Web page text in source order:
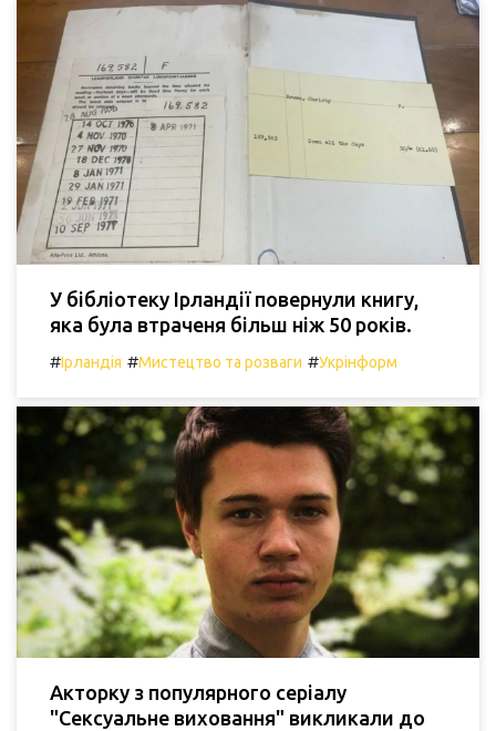
У бібліотеку Ірландії повернули книгу,
яка була втраченя більш ніж 50 років.
#Ірландія #Мистецтво та розваги #Укрінформ
Акторку з популярного серіалу
"Сексуальне виховання" викликали до